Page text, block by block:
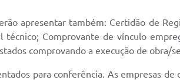
apresentar também: Certidão de
técnico; Comprovante de vínculo
comprovando a execução de obra/
para conferência. As empresas